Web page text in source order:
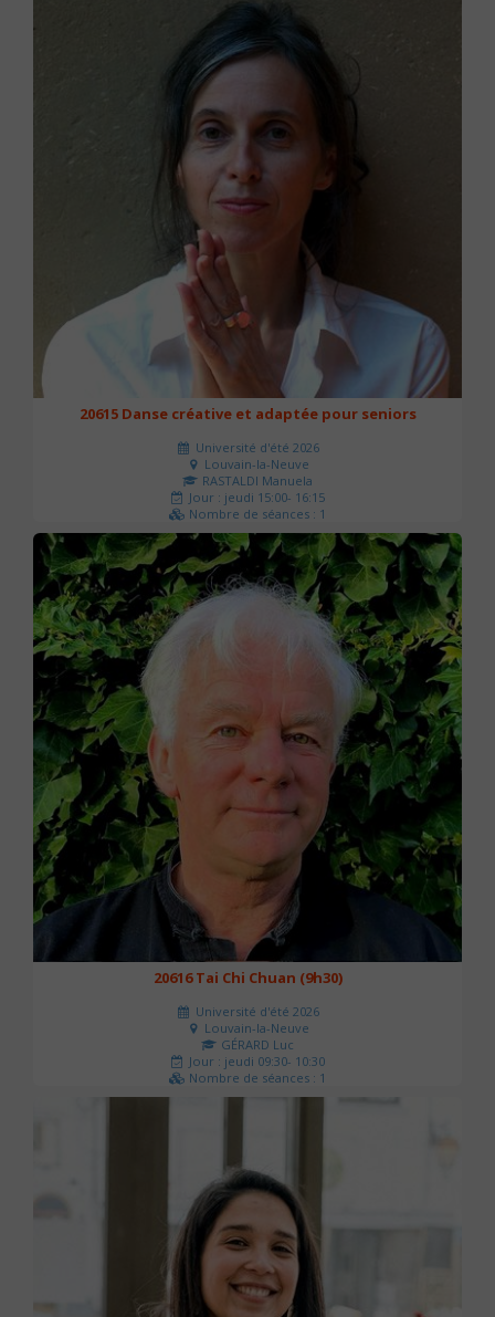
20615 Danse créative et adaptée pour seniors
Université d'été 2026
Louvain-la-Neuve
RASTALDI Manuela
Jour : jeudi 15:00- 16:15
Nombre de séances : 1
0 €
20616 Tai Chi Chuan (9h30)
Université d'été 2026
Louvain-la-Neuve
GÉRARD Luc
Jour : jeudi 09:30- 10:30
Nombre de séances : 1